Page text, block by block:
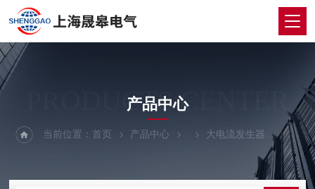
PRODUCTS CENTER
产品中心
当前位置：首页 产品中心 大电流发生器